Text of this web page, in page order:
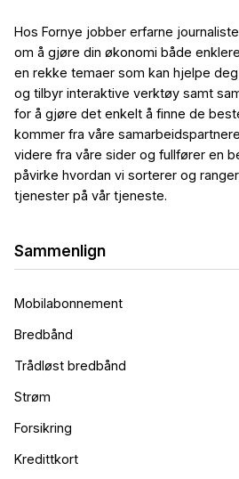
Hos Fornye jobber erfarne
om å gjøre din økonomi både
en rekke temaer som kan hjelpe
og tilbyr interaktive verktøy samt
for å gjøre det enkelt å finne de
kommer fra våre
videre fra våre sider og fullfører en
påvirke hvordan vi sorterer og
tjenester på vår tjeneste.
Sammenlign
Mobilabonnement
Bredbånd
Trådløst bredbånd
Strøm
Forsikring
Kredittkort